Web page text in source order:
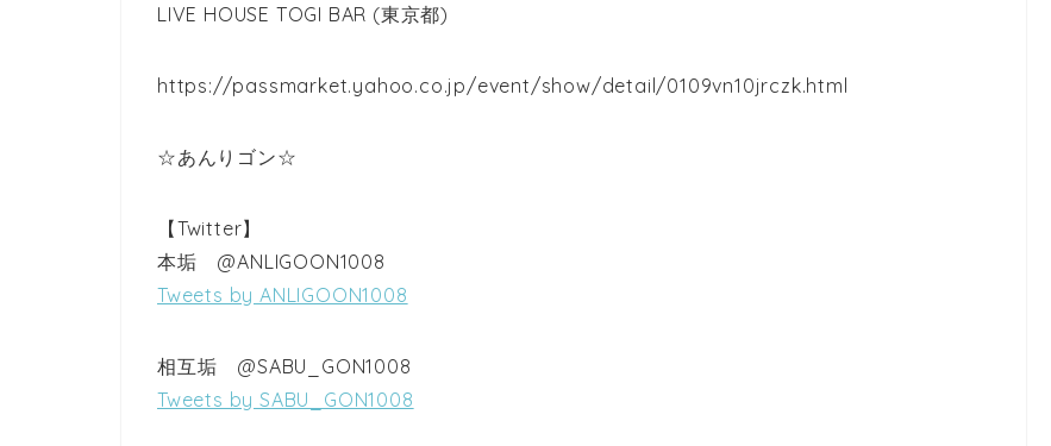
LIVE HOUSE TOGI BAR (東京都)
https://passmarket.yahoo.co.jp/event/show/detail/0109vn10jrczk.html
☆あんりゴン☆
【Twitter】
本垢 @ANLIGOON1008
Tweets by ANLIGOON1008
相互垢 @SABU_GON1008
Tweets by SABU_GON1008